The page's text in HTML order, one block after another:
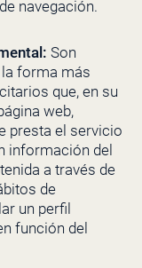
navegación.
Son
forma más
que, en su
web,
presta el servicio
información del
a través de
de
un perfil
función del